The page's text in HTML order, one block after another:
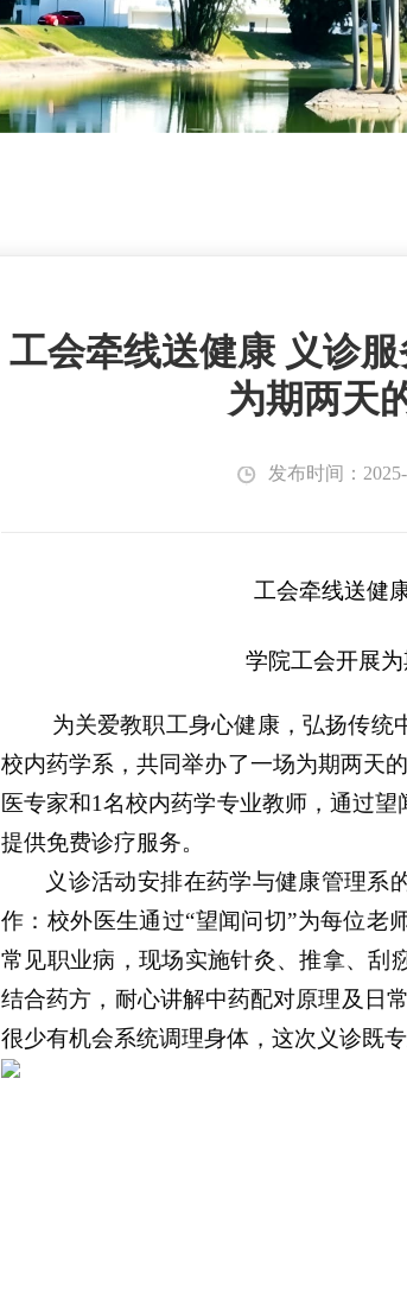
工会牵线送健康 义诊
为期两天
发布时间：
工会牵线送健
学院工会开展
为关爱教职工身心健康，弘扬传统
校内药学系，共同举办了一场为期两天
医专家和1名校内药学专业教师，通过
提供免费诊疗服务。
义诊活动安排在药学与健康管理系
作：校外医生通过“望闻问切”为每位老
常见职业病，现场实施针灸、推拿、刮
结合药方，耐心讲解中药配对原理及日
很少有机会系统调理身体，这次义诊既